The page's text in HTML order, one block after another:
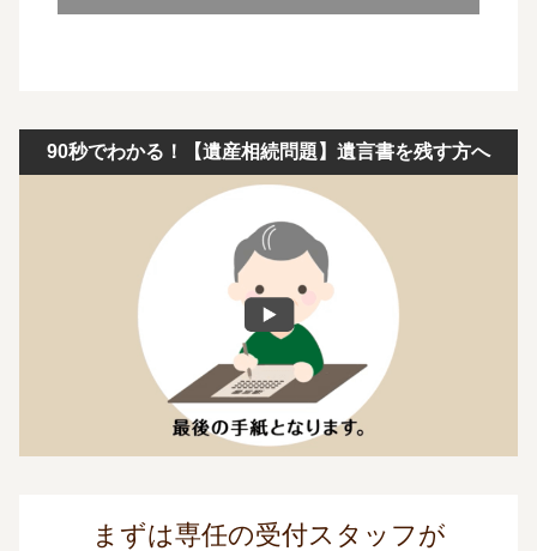
90秒でわかる！【遺産相続問題】遺言書を残す方へ
まずは専任の受付スタッフが